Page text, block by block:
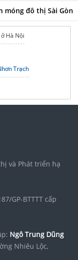
móng đô thị Sài Gòn
Hà Nội
Trạch
và Phát triển hạ
GP-BTTTT cấp
Ngô Trung Dũng
Nhiêu Lộc,